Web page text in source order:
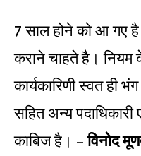
7 साल होने को आ गए
कराने चाहते है। नियम
कार्यकारिणी स्वत ही
सहित अन्य
काबिज है। –विनोद